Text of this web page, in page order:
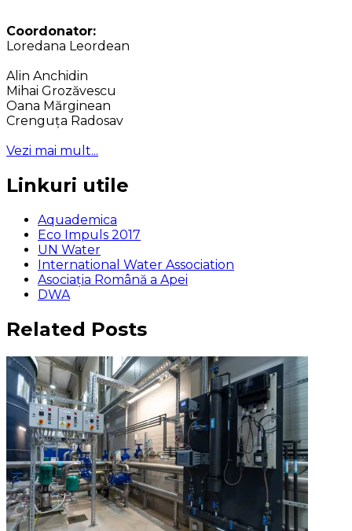
Coordonator:
Loredana Leordean
Alin Anchidin
Mihai Grozăvescu
Oana Mărginean
Crenguța Radosav
Vezi mai mult...
Linkuri utile
Aquademica
Eco Impuls 2017
UN Water
International Water Association
Asociaţia Română a Apei
DWA
Related Posts